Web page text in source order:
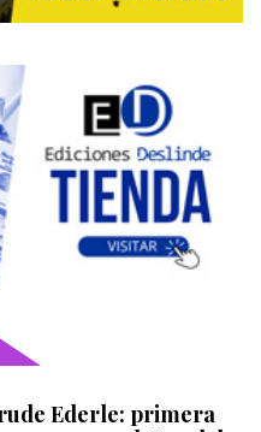
Ederle: primera